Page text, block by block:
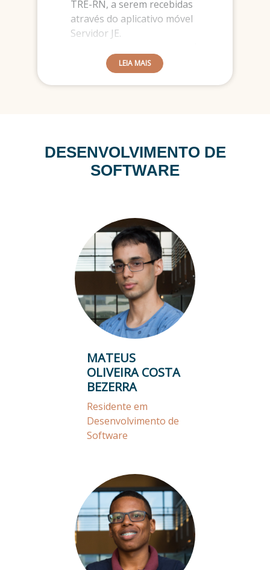
TRE-RN, a serem recebidas
através do aplicativo móvel
Servidor JE.
de envio por cargo, sexo, unidade
de lotação, situação funcional,
Sociedade.
Possibilitar a realização de filtros
de envio por área de interesse
Permitir o agendamento do envio
de mensagens.
LEIA MAIS
DESENVOLVIMENTO DE
SOFTWARE
MATEUS
OLIVEIRA COSTA
BEZERRA
Residente em
Desenvolvimento de
Software